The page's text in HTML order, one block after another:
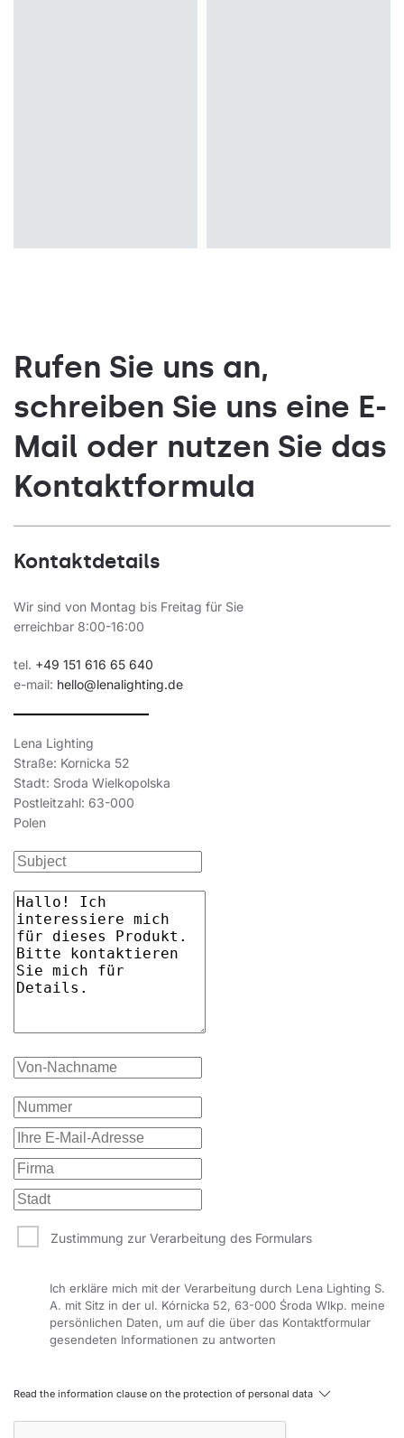
Rufen Sie uns an,
schreiben Sie uns eine E-
Mail oder nutzen Sie das
Kontaktformula
Kontaktdetails
Wir sind von Montag bis Freitag für Sie
erreichbar 8:00-16:00
tel. +49 151 616 65 640
e-mail: hello@lenalighting.de
Lena Lighting
Straße: Kornicka 52
Stadt: Sroda Wielkopolska
Postleitzahl: 63-000
Polen
Zustimmung zur Verarbeitung des Formulars
Ich erkläre mich mit der Verarbeitung durch Lena Lighting S.
A. mit Sitz in der ul. Kórnicka 52, 63-000 Środa Wlkp. meine
persönlichen Daten, um auf die über das Kontaktformular
gesendeten Informationen zu antworten
Read the information clause on the protection of personal data